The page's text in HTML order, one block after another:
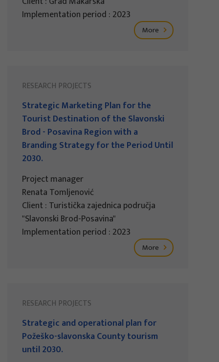
Implementation period : 2023
More
RESEARCH PROJECTS
Strategic Marketing Plan for the
Tourist Destination of the Slavonski
Brod - Posavina Region with a
Branding Strategy for the Period Until
2030.
Project manager
Renata Tomljenović
Client : Turistička zajednica područja
"Slavonski Brod-Posavina"
Implementation period : 2023
More
RESEARCH PROJECTS
Strategic and operational plan for
Požeško-slavonska County tourism
until 2030.